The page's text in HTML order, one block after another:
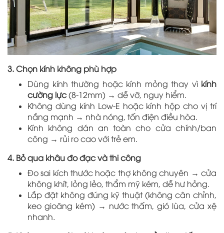
3. Chọn kính không phù hợp
Dùng kính thường hoặc kính mỏng thay vì kính
cường lực(8-12mm) → dễ vỡ, nguy hiểm.
Không dùng kính Low-E hoặc kính hộp cho vị trí
nắng mạnh → nhà nóng, tốn điện điều hòa.
Kính không dán an toàn cho cửa chính/ban
công → rủi ro cao với trẻ em.
4. Bỏ qua khâu đo đạc và thi công
Đo sai kích thước hoặc thợ không chuyên → cửa
không khít, lỏng lẻo, thẩm mỹ kém, dễ hư hỏng.
Lắp đặt không đúng kỹ thuật (không cân chỉnh,
keo gioăng kém) → nước thấm, gió lùa, cửa xệ
nhanh.